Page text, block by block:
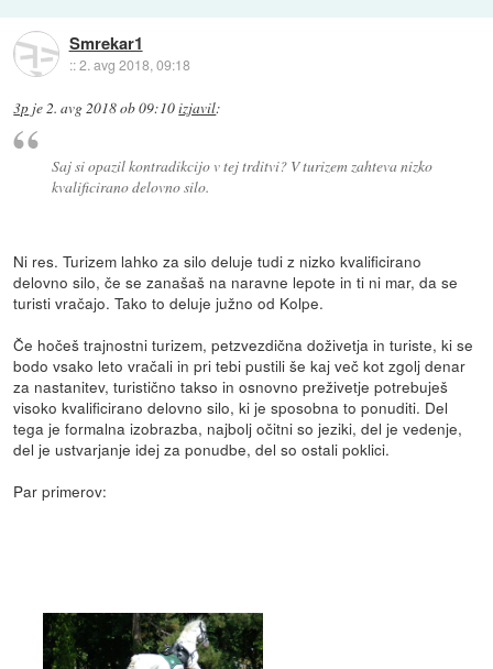
Smrekar1
::2. avg 2018, 09:18
3p je2. avg 2018 ob 09:10izjavil:
Saj si opazil kontradikcijo v tej trditvi? V turizem zahteva nizko
kvalificirano delovno silo.
Ni res. Turizem lahko za silo deluje tudi z nizko kvalificirano
delovno silo, če se zanašaš na naravne lepote in ti ni mar, da se
turisti vračajo. Tako to deluje južno od Kolpe.
Če hočeš trajnostni turizem, petzvezdična doživetja in turiste, ki se
bodo vsako leto vračali in pri tebi pustili še kaj več kot zgolj denar
za nastanitev, turistično takso in osnovno preživetje potrebuješ
visoko kvalificirano delovno silo, ki je sposobna to ponuditi. Del
tega je formalna izobrazba, najbolj očitni so jeziki, del je vedenje,
del je ustvarjanje idej za ponudbe, del so ostali poklici.
Par primerov: